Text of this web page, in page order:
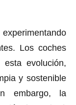
Los coches
evolución,
y sostenible
embargo, la